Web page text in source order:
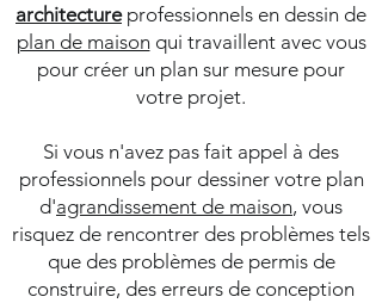
architectureprofessionnels en dessin de
plan de maison qui travaillent avec vous
pour créer un plan sur mesure pour
votre projet.
Si vous n'avez pas fait appel à des
professionnels pour dessiner votre plan
d'agrandissement de maison, vous
risquez de rencontrer des problèmes tels
que des problèmes de permis de
construire, des erreurs de conception